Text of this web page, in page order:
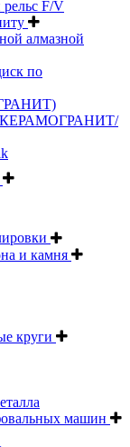
F/V
алмазной
по
КЕРАМОГРАНИТ/
и камня
круги
машин